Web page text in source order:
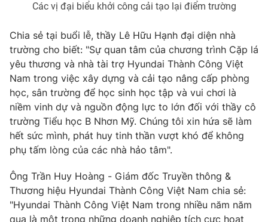
thuận bằng văn bản. Ghi rõ nguồn VTV.vn khi phát hành lại
thông tin từ website này.
Các vị đại biểu khởi công cải tạo lại điểm trường
Chia sẻ tại buổi lễ, thầy Lê Hữu Hạnh đại diện nhà
trường cho biết: "Sự quan tâm của chương trình Cặp lá
yêu thương và nhà tài trợ Hyundai Thành Công Việt
Nam trong việc xây dựng và cải tạo nâng cấp phòng
học, sân trường để học sinh học tập và vui chơi là
niềm vinh dự và nguồn động lực to lớn đối với thầy cô
trường Tiểu học B Nhơn Mỹ. Chúng tôi xin hứa sẽ làm
hết sức mình, phát huy tinh thần vượt khó để không
phụ tấm lòng của các nhà hảo tâm".
Ông Trần Huy Hoàng - Giám đốc Truyền thông &
Thương hiệu Hyundai Thành Công Việt Nam chia sẻ:
"Hyundai Thành Công Việt Nam trong nhiều năm năm
qua là một trong những doanh nghiệp tích cực hoạt